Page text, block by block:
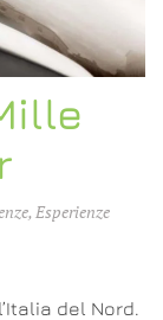
,Esperienze
del Nord.